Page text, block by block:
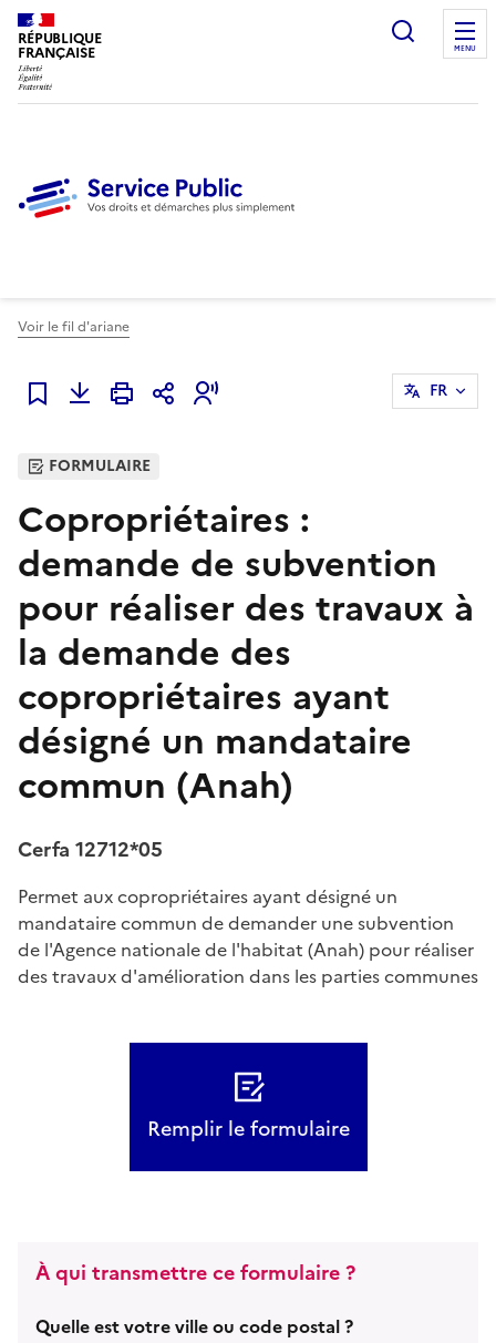
RÉPUBLIQUE
FRANÇAISE
Ouvrir
MENU
Voir le fil d'ariane
Ajouter à mes favoris
FR
FORMULAIRE
Copropriétaires :
demande de subvention
pour réaliser des travaux à
la demande des
copropriétaires ayant
désigné un mandataire
commun (Anah)
Cerfa 12712*05
Permet aux copropriétaires ayant désigné un
mandataire commun de demander une subvention
de l'Agence nationale de l'habitat (Anah) pour réaliser
des travaux d'amélioration dans les parties communes
Remplir le formulaire
À qui transmettre ce formulaire ?
Quelle est votre ville ou code postal ?